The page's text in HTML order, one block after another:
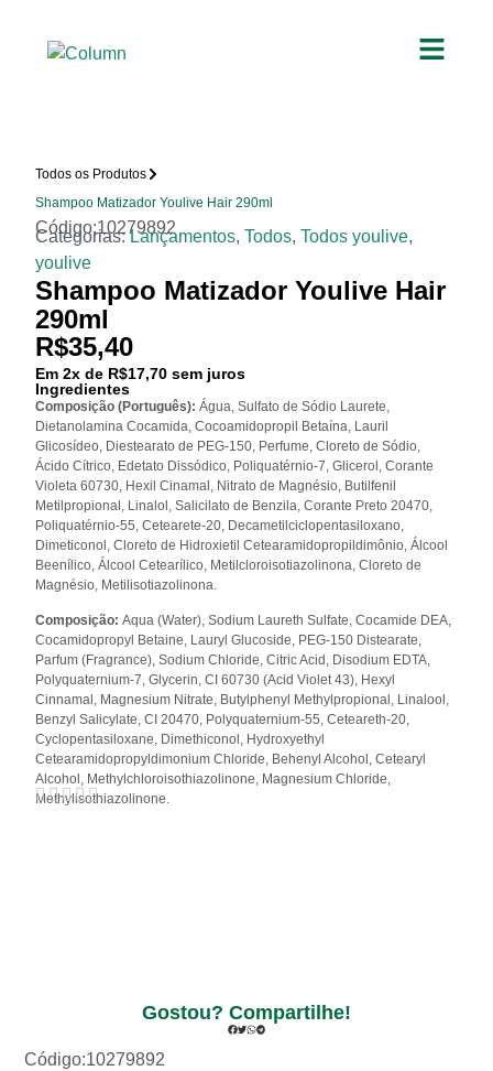
Todos os Produtos
Shampoo Matizador Youlive Hair 290ml
Código:10279892
Categorias:Lançamentos,Todos,Todos youlive,
youlive
Shampoo Matizador Youlive Hair
290ml
R$35,40
Em2x de R$17,70 sem juros
Ingredientes
Composição (Português):Água, Sulfato de Sódio Laurete,
Dietanolamina Cocamida, Cocoamidopropil Betaína, Lauril
Glicosídeo, Diestearato de PEG-150, Perfume, Cloreto de Sódio,
Ácido Cítrico, Edetato Dissódico, Poliquatérnio-7, Glicerol, Corante
Violeta 60730, Hexil Cinamal, Nitrato de Magnésio, Butilfenil
Metilpropional, Linalol, Salicilato de Benzila, Corante Preto 20470,
Poliquatérnio-55, Cetearete-20, Decametilciclopentasiloxano,
Dimeticonol, Cloreto de Hidroxietil Cetearamidopropildimônio, Álcool
Beenílico, Álcool Cetearílico, Metilcloroisotiazolinona, Cloreto de
Magnésio, Metilisotiazolinona.
Composição:Aqua (Water), Sodium Laureth Sulfate, Cocamide DEA,
Cocamidopropyl Betaine, Lauryl Glucoside, PEG-150 Distearate,
Parfum (Fragrance), Sodium Chloride, Citric Acid, Disodium EDTA,
Polyquaternium-7, Glycerin, CI 60730 (Acid Violet 43), Hexyl
Cinnamal, Magnesium Nitrate, Butylphenyl Methylpropional, Linalool,
Benzyl Salicylate, CI 20470, Polyquaternium-55, Ceteareth-20,
Cyclopentasiloxane, Dimethiconol, Hydroxyethyl
Cetearamidopropyldimonium Chloride, Behenyl Alcohol, Cetearyl
Alcohol, Methylchloroisothiazolinone, Magnesium Chloride,
Methylisothiazolinone.
Gostou? Compartilhe!
Código:10279892